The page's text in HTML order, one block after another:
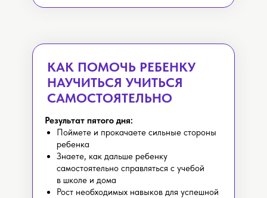
КАК ПОМОЧЬ РЕБЕНКУ
НАУЧИТЬСЯ УЧИТЬСЯ
САМОСТОЯТЕЛЬНО
Результат пятого дня:
Поймете и прокачаете сильные стороны
ребенка
Знаете, как дальше ребенку
самостоятельно справляться с учебой
в школе и дома
Рост необходимых навыков для успешной